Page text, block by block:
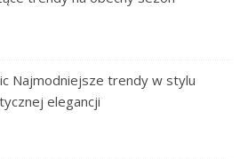
Najmodniejsze trendy w stylu
elegancji